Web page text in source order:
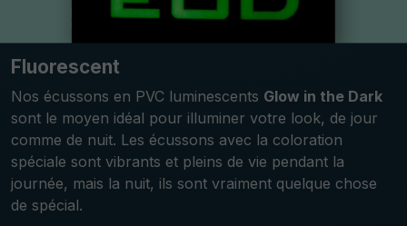
Fluorescent
Nos écussons en PVC luminescents Glow in the Dark
sont le moyen idéal pour illuminer votre look, de jour
comme de nuit. Les écussons avec la coloration
spéciale sont vibrants et pleins de vie pendant la
journée, mais la nuit, ils sont vraiment quelque chose
de spécial.